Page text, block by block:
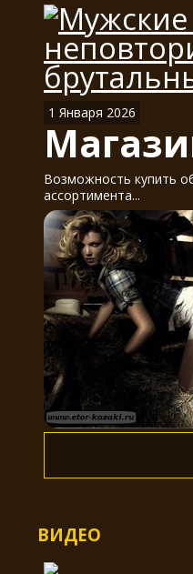
1 Января 2026
Возможность купить
ассортимента...
ВИДЕО